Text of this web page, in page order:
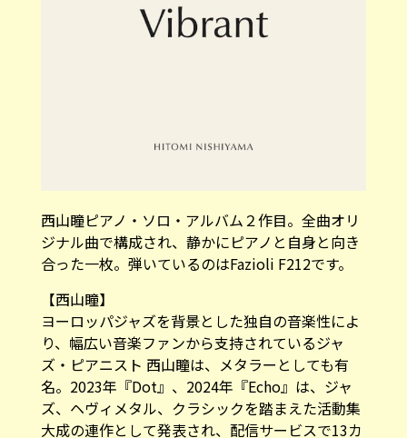
ジナル曲で構成され、静かにピアノと自身と向き
合った一枚。弾いているのはFazioli F212です。
【西山瞳】
ヨーロッパジャズを背景とした独自の音楽性によ
り、幅広い音楽ファンから支持されているジャ
ズ・ピアニスト 西山瞳は、メタラーとしても有
名。2023年『Dot』、2024年『Echo』は、ジャ
ズ、ヘヴィメタル、クラシックを踏まえた活動集
大成の連作として発表され、配信サービスで13カ
国でチャートイン。